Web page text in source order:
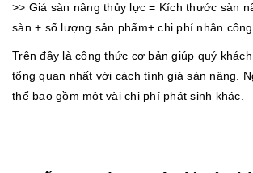
>> Giá sàn nâng thủy lực = Kích thước sàn
sàn + số lượng sản phẩm+ chi phí nhân
Trên đây là công thức cơ bản giúp quý
tổng quan nhất với cách tính giá sàn nâng.
thể bao gồm một vài chi phí phát sinh khác.